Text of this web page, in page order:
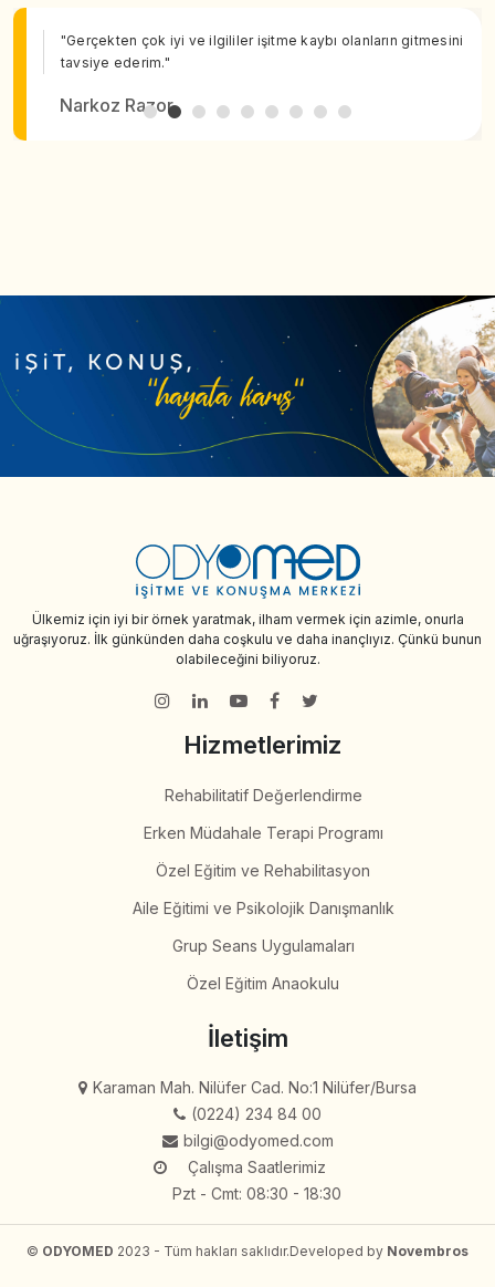
"Gerçekten çok iyi ve ilgililer işitme kaybı olanların gitmesini
tavsiye ederim."
Narkoz Razor
Ülkemiz için iyi bir örnek yaratmak, ilham vermek için azimle, onurla
uğraşıyoruz. İlk günkünden daha coşkulu ve daha inançlıyız. Çünkü bunun
olabileceğini biliyoruz.
Hizmetlerimiz
Rehabilitatif Değerlendirme
Erken Müdahale Terapi Programı
Özel Eğitim ve Rehabilitasyon
Aile Eğitimi ve Psikolojik Danışmanlık
Grup Seans Uygulamaları
Özel Eğitim Anaokulu
İletişim
Karaman Mah. Nilüfer Cad. No:1 Nilüfer/Bursa
(0224) 234 84 00
bilgi@odyomed.com
Çalışma Saatlerimiz
Pzt - Cmt: 08:30 - 18:30
© ODYOMED 2023 - Tüm hakları saklıdır.Developed by Novembros